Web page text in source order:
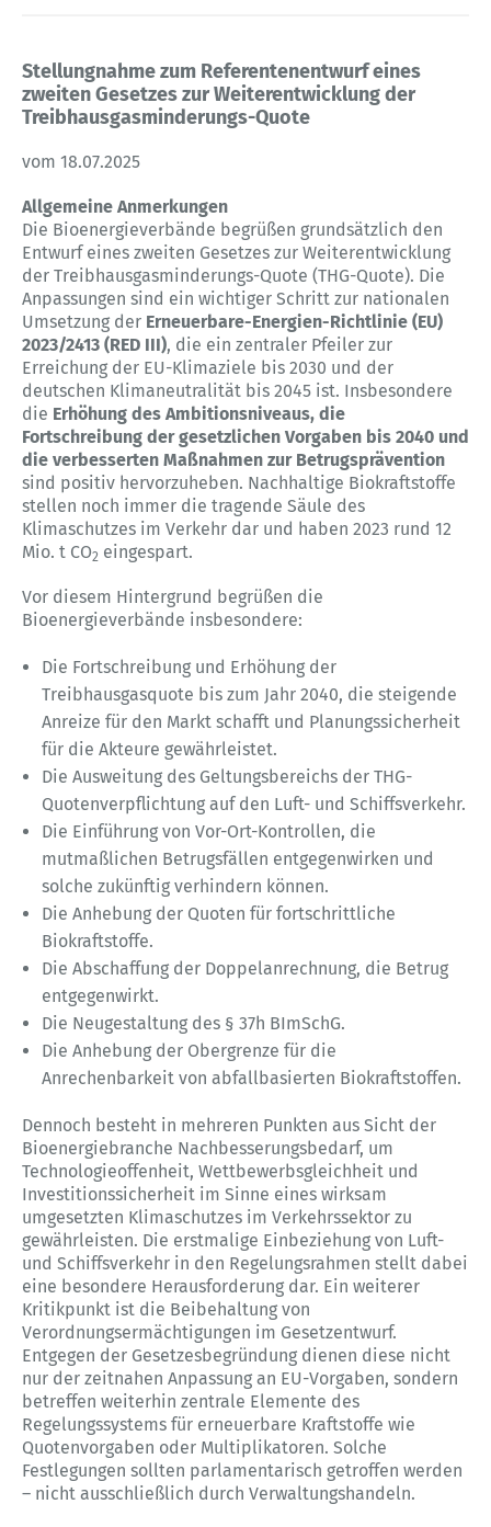
Stellungnahme zum Referentenentwurf eines
zweiten Gesetzes zur Weiterentwicklung der
Treibhausgasminderungs-Quote
vom 18.07.2025
Allgemeine Anmerkungen
Die Bioenergieverbände begrüßen grundsätzlich den
Entwurf eines zweiten Gesetzes zur Weiterentwicklung
der Treibhausgasminderungs-Quote (THG-Quote). Die
Anpassungen sind ein wichtiger Schritt zur nationalen
Umsetzung der Erneuerbare-Energien-Richtlinie (EU)
2023/2413 (RED III), die ein zentraler Pfeiler zur
Erreichung der EU-Klimaziele bis 2030 und der
deutschen Klimaneutralität bis 2045 ist. Insbesondere
die Erhöhung des Ambitionsniveaus, die
Fortschreibung der gesetzlichen Vorgaben bis 2040 und
die verbesserten Maßnahmen zur Betrugsprävention
sind positiv hervorzuheben. Nachhaltige Biokraftstoffe
stellen noch immer die tragende Säule des
Klimaschutzes im Verkehr dar und haben 2023 rund 12
Mio. t CO2 eingespart.
Vor diesem Hintergrund begrüßen die
Bioenergieverbände insbesondere:
Die Fortschreibung und Erhöhung der
Treibhausgasquote bis zum Jahr 2040, die steigende
Anreize für den Markt schafft und Planungssicherheit
für die Akteure gewährleistet.
Die Ausweitung des Geltungsbereichs der THG-
Quotenverpflichtung auf den Luft- und Schiffsverkehr.
Die Einführung von Vor-Ort-Kontrollen, die
mutmaßlichen Betrugsfällen entgegenwirken und
solche zukünftig verhindern können.
Die Anhebung der Quoten für fortschrittliche
Biokraftstoffe.
Die Abschaffung der Doppelanrechnung, die Betrug
entgegenwirkt.
Die Neugestaltung des § 37h BImSchG.
Die Anhebung der Obergrenze für die
Anrechenbarkeit von abfallbasierten Biokraftstoffen.
Dennoch besteht in mehreren Punkten aus Sicht der
Bioenergiebranche Nachbesserungsbedarf, um
Technologieoffenheit, Wettbewerbsgleichheit und
Investitionssicherheit im Sinne eines wirksam
umgesetzten Klimaschutzes im Verkehrssektor zu
gewährleisten. Die erstmalige Einbeziehung von Luft-
und Schiffsverkehr in den Regelungsrahmen stellt dabei
eine besondere Herausforderung dar. Ein weiterer
Kritikpunkt ist die Beibehaltung von
Verordnungsermächtigungen im Gesetzentwurf.
Entgegen der Gesetzesbegründung dienen diese nicht
nur der zeitnahen Anpassung an EU-Vorgaben, sondern
betreffen weiterhin zentrale Elemente des
Regelungssystems für erneuerbare Kraftstoffe wie
Quotenvorgaben oder Multiplikatoren. Solche
Festlegungen sollten parlamentarisch getroffen werden
– nicht ausschließlich durch Verwaltungshandeln.